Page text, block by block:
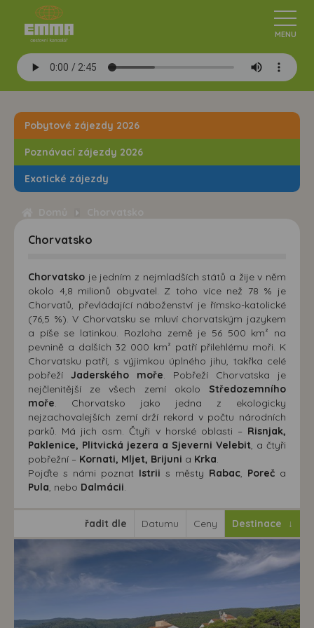
Pobytové zájezdy 2026
Poznávací zájezdy 2026
Exotické zájezdy
Chorvatsko
Chorvatsko je jedním z nejmladších států a žije v něm
okolo 4,8 milionů obyvatel. Z toho více než 78 % je
Chorvatů, převládající náboženství je římsko-katolické
(76,5 %). V Chorvatsku se mluví chorvatským jazykem
a píše se latinkou. Rozloha země je 56 500 km² na
pevnině a dalších 32 000 km² patří přilehlému moři. K
Chorvatsku patří, s výjimkou úplného jihu, takřka celé
pobřeží Jaderského moře. Pobřeží Chorvatska je
nejčlenitější ze všech zemí okolo Středozemního
moře. Chorvatsko jako jedna z ekologicky
nejzachovalejších zemí drží rekord v počtu národních
parků. Má jich osm. Čtyři v horské oblasti – Risnjak,
Paklenice, Plitvická jezera a Sjeverni Velebit, a čtyři
pobřežní – Kornati, Mljet, Brijuni a Krka.
Pojďte s námi poznat Istrii s městy Rabac, Poreč a
Pula, nebo Dalmácii.
řadit dle Datumu Ceny Destinace